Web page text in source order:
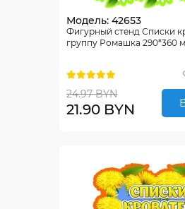
Модель: 42653
Фигурный стенд Списки
группу Ромашка 290*360
24.97 BYN
21.90 BYN